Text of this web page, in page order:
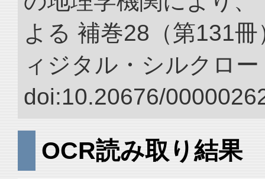
よる 補巻28（第131
ィジタル・シルクロ
doi:10.20676/
OCR読み取り結果